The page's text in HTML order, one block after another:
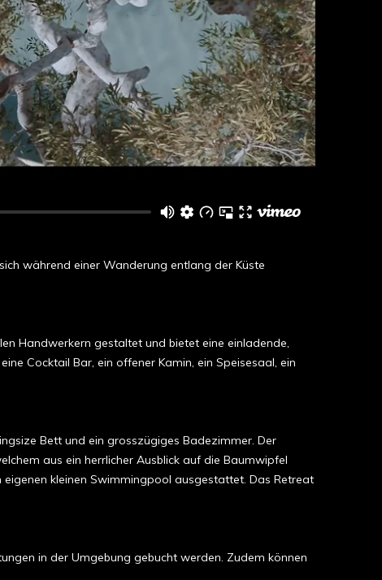
während einer Wanderung entlang der Küste
Handwerkern gestaltet und bietet eine einladende,
Cocktail Bar, ein offener Kamin, ein Speisesaal, ein
Bett und ein grosszügiges Badezimmer. Der
aus ein herrlicher Ausblick auf die Baumwipfel
kleinen Swimmingpool ausgestattet. Das Retreat
in der Umgebung gebucht werden. Zudem können